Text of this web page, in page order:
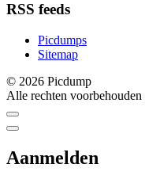
RSS feeds
Picdumps
Sitemap
© 2026 Picdump
Alle rechten voorbehouden
Aanmelden